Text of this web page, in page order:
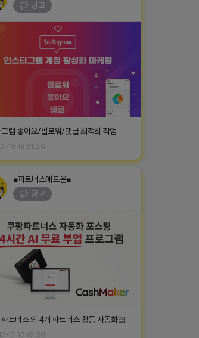
광고
그램 좋아요/팔로워/댓글 최적화 작업
19 18:51:20
■파트너스애드온■
광고
트너스 외 4개 파트너스 활동 자동화▤
12 17:02:50